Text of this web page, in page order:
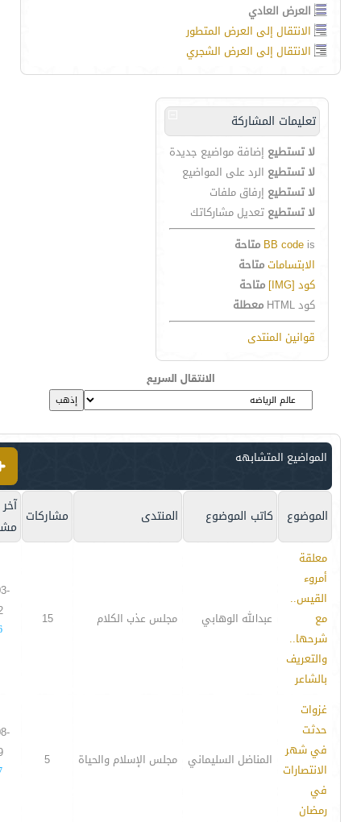
العرض العادي
الانتقال إلى العرض المتطور
الانتقال إلى العرض الشجري
تعليمات المشاركة
لا تستطيع إضافة مواضيع جديدة
لا تستطيع الرد على المواضيع
لا تستطيع إرفاق ملفات
لا تستطيع تعديل مشاركاتك
BB code is
متاحة
الابتساماتمتاحة
كود [IMG]
متاحة
كود HTML
معطلة
قوانين المنتدى
الانتقال السريع
المواضيع المتشابهه
الموضوع كاتب الموضوع المنتدى مشاركات آخر
معلقة
أمروء
القيس..
مع
شرحها..
والتعريف
بالشاعر
عبدالله الوهابي مجلس عذب الكلام 15
غزوات
حدثت
في شهر
الانتصارات
في
رمضان
المناضل السليماني مجلس الإسلام والحياة 5